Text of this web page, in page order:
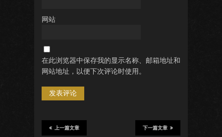
网站
在此浏览器中保存我的显示名称、邮箱地址和
网站地址，以便下次评论时使用。
下一篇文章
上一篇文章